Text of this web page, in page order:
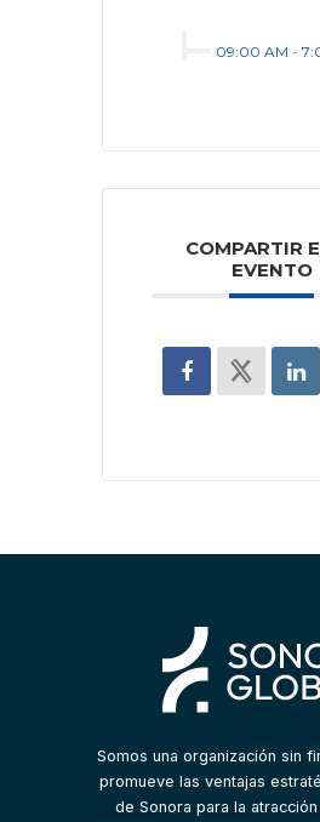
09:00 AM -
COMPARTIR
EVENTO
Somos una organización sin
promueve las ventajas
de Sonora para la